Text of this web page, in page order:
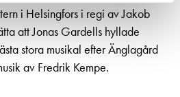
i Helsingfors i regi av Jakob
att Jonas Gardells hyllade
stora musikal efter Änglagård
av Fredrik Kempe.